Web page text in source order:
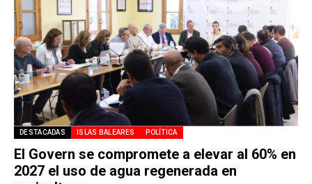
DESTACADAS ISLAS BALEARES POLÍTICA
El Govern se compromete a elevar al 60% en
2027 el uso de agua regenerada en